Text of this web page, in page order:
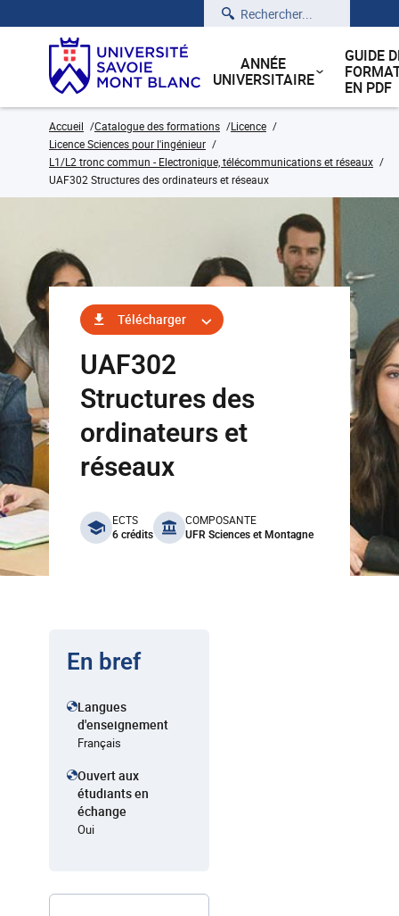
Rechercher
ANNÉE
UNIVERSITAIRE
GUIDE
EN PDF
Accueil Catalogue des formations
Licence
Licence Sciences pour l'ingénieur
L1/L2 tronc commun - Electronique, télécommunications et réseaux
UAF302 Structures des ordinateurs et réseaux
Télécharger
UAF302
Structures des
ordinateurs et
réseaux
benefits
ECTS
6 crédits
COMPOSANTE
UFR Sciences et Montagne
En bref
Langues
d'enseignement
Français
Ouvert aux
étudiants en
échange
Oui